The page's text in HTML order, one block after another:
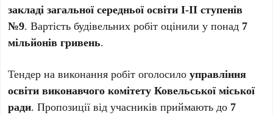
закладі загальної середньої освіти І-ІІ ступенів
№9. Вартість будівельних робіт оцінили у понад 7
мільйонів гривень.
Тендер на виконання робіт оголосилоуправління
освіти виконавчого комітету Ковельської міської
ради. Пропозиції від учасників приймають до 7